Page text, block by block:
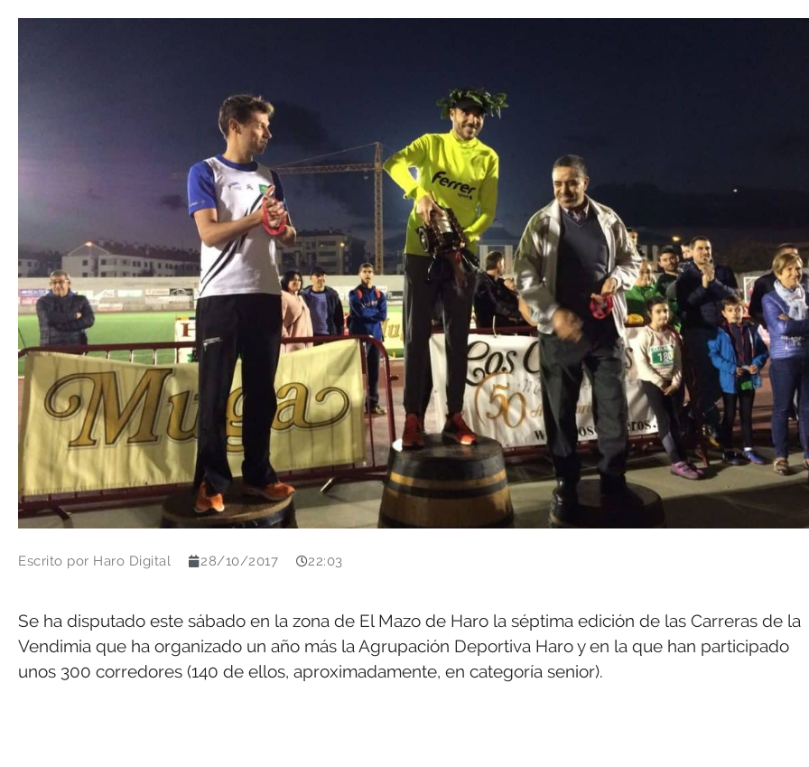
Escrito por Haro Digital 28/10/2017 22:03
Se ha disputado este sábado en la zona de El Mazo de Haro la séptima edición de las Carreras de la
Vendimia que ha organizado un año más la Agrupación Deportiva Haro y en la que han participado
unos 300 corredores (140 de ellos, aproximadamente, en categoría senior).